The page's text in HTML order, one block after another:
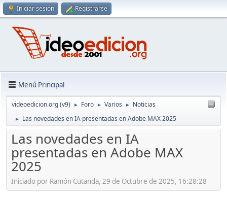
Iniciar sesión Registrarse
Menú Principal
videoedicion.org (v9) ► Foro ► Varios ► Noticias
► Las novedades en IA presentadas en Adobe MAX 2025
Las novedades en IA
presentadas en Adobe MAX
2025
Iniciado por Ramón Cutanda, 29 de Octubre de 2025, 16:28:28